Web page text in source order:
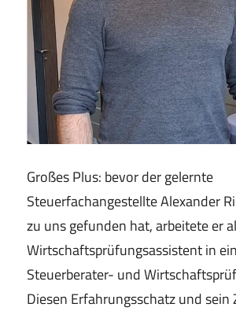
Großes Plus: bevor der gelernte
Steuerfachangestellte Alexander
zu uns gefunden hat, arbeitete er
Wirtschaftsprüfungsassistent in
Steuerberater- und
Diesen Erfahrungsschatz und